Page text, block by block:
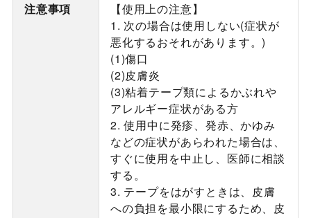
注意事項
【使用上の注意】
1. 次の場合は使用しない(症状が
悪化するおそれがあります。)
(1)傷口
(2)皮膚炎
(3)粘着テープ類によるかぶれや
アレルギー症状がある方
2. 使用中に発疹、発赤、かゆみ
などの症状があらわれた場合は、
すぐに使用を中止し、医師に相談
する。
3. テープをはがすときは、皮膚
への負担を最小限にするため、皮